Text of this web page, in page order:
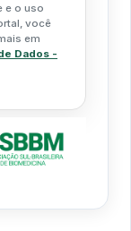
e o uso
você
em
Dados -